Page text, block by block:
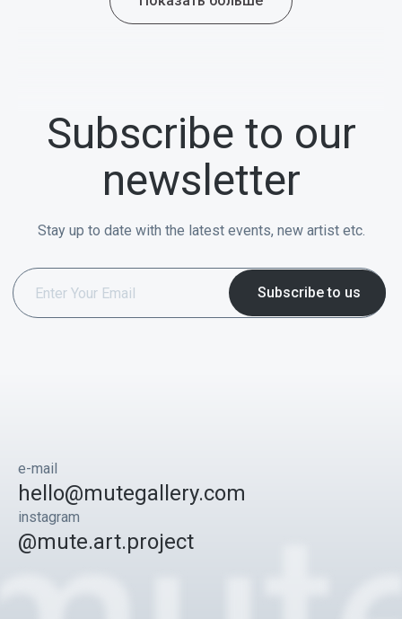
Subscribe to our
newsletter
Stay up to date with the latest events, new artist etc.
e-mail
hello@mutegallery.com
instagram
@mute.art.project